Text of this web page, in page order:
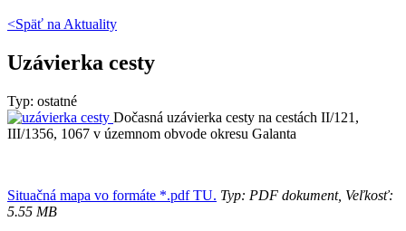
<Späť na Aktuality
Uzávierka cesty
Typ: ostatné
Dočasná uzávierka cesty na cestách II/121,
III/1356, 1067 v územnom obvode okresu Galanta
Situačná mapa vo formáte *.pdf TU. Typ: PDF dokument, Veľkosť:
5.55 MB